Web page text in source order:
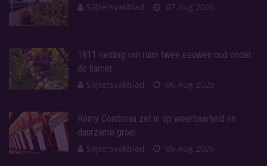
Slijtersvakblad
07 Aug 2026
1811 riesling van ruim twee eeuwen oud onder
de hamer
Slijtersvakblad
06 Aug 2026
Rémy Cointreau zet in op weerbaarheid en
duurzame groei
Slijtersvakblad
05 Aug 2026